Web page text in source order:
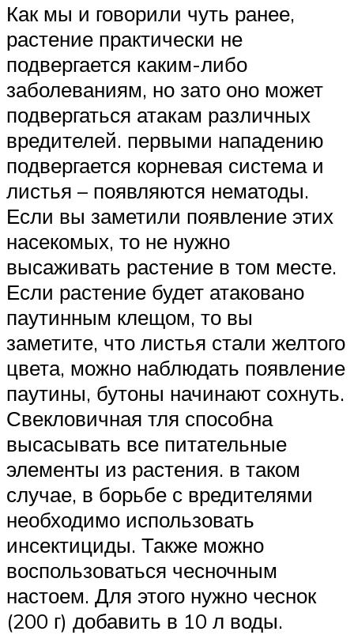
Как мы и говорили чуть ранее,
растение практически не
подвергается каким-либо
заболеваниям, но зато оно может
подвергаться атакам различных
вредителей. первыми нападению
подвергается корневая система и
листья – появляются нематоды.
Если вы заметили появление этих
насекомых, то не нужно
высаживать растение в том месте.
Если растение будет атаковано
паутинным клещом, то вы
заметите, что листья стали желтого
цвета, можно наблюдать появление
паутины, бутоны начинают сохнуть.
Свекловичная тля способна
высасывать все питательные
элементы из растения. в таком
случае, в борьбе с вредителями
необходимо использовать
инсектициды. Также можно
воспользоваться чесночным
настоем. Для этого нужно чеснок
(200 г) добавить в 10 л воды.